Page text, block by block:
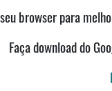
browser para
Faça download do